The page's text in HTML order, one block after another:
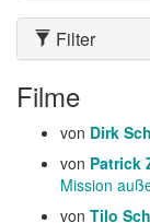
Filter
Filme
von Dirk
von Patrick
Mission
von Tilo